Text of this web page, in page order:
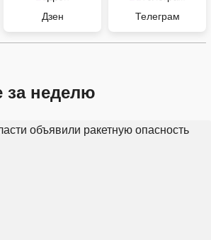
Дзен Телеграм
за неделю